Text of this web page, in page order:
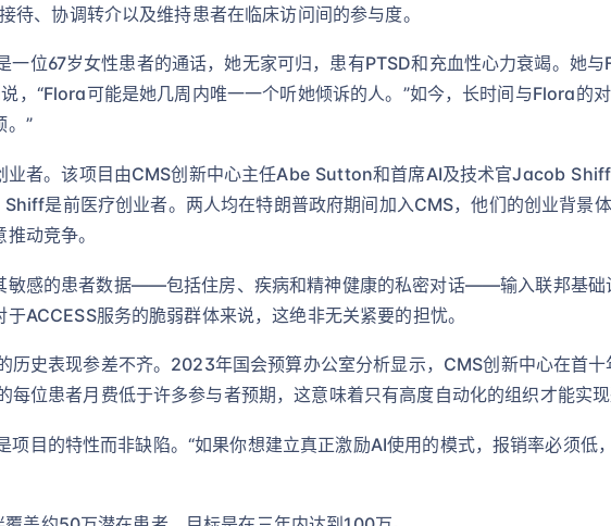
待、协调转介以及维持患者在临床访问间的参与度。
位67岁女性患者的通话，她无家可归，患有PTSD和充血性心力衰竭。她
，“Flora可能是她几周内唯一一个听她倾诉的人。”如今，长时间与Flora的
。”
业者。该项目由CMS创新中心主任Abe Sutton和首席AI及技术官Jacob
是前医疗创业者。两人均在特朗普政府期间加入CMS，他们的创业背景
动竞争。
敏感的患者数据——包括住房、疾病和精神健康的私密对话——输入联邦基础
ACCESS服务的脆弱群体来说，这绝非无关紧要的担忧。
历史表现参差不齐。2023年国会预算办公室分析显示，CMS创新中心在首
位患者月费低于许多参与者预期，这意味着只有高度自动化的组织才能实现
目的特性而非缺陷。“如果你想建立真正激励AI使用的模式，报销率必须低